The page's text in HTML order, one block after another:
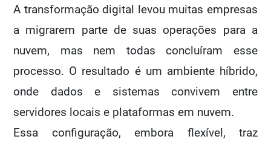
A transformação digital levou muitas empresas
a migrarem parte de suas operações para a
nuvem, mas nem todas concluíram esse
processo. O resultado é um ambiente híbrido,
onde dados e sistemas convivem entre
servidores locais e plataformas em nuvem.
Essa configuração, embora flexível, traz